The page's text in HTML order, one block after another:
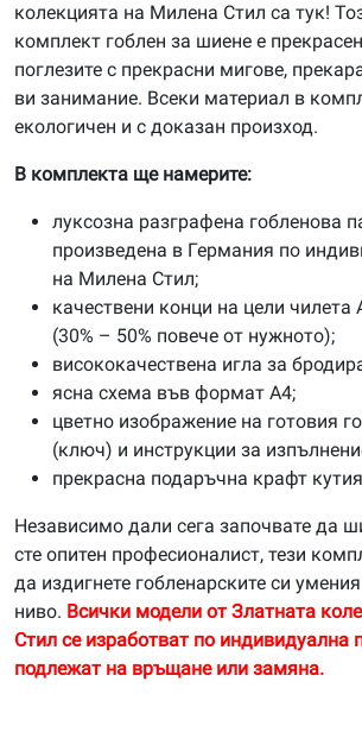
колекцията на Милена Стил са тук!
комплект гоблен за шиене е
поглезите с прекрасни мигове,
ви занимание. Всеки материал в
екологичен и с доказан произход.
В комплекта ще намерите:
луксозна разграфена гобленова
произведена в Германия по
на Милена Стил;
качествени конци на цели чилета
(30% – 50% повече от нужното);
висококачествена игла за
ясна схема във формат А4;
цветно изображение на готовия
(ключ) и инструкции за
прекрасна подаръчна крафт
Независимо дали сега започвате да
сте опитен професионалист, тези
да издигнете гобленарските си
ниво. Всички модели от Златната
Стил се изработват по индивидуална
подлежат на връщане или замяна.